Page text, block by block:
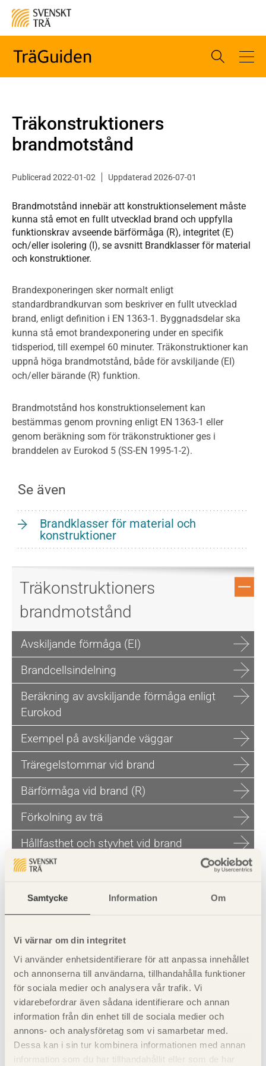
Samtycke Information Om
Vi värnar om din integritet
Vi använder enhetsidentifierare för att anpassa innehållet
och annonserna till användarna, tillhandahålla funktioner
för sociala medier och analysera vår trafik. Vi
vidarebefordrar även sådana identifierare och annan
information från din enhet till de sociala medier och
annons- och analysföretag som vi samarbetar med.
Dessa kan i sin tur kombinera informationen med annan
information som du har tillhandahållit eller som de har
Träkonstruktioners
brandmotstånd
Publicerad 2022-01-02 Uppdaterad 2026-07-01
Brandmotstånd innebär att konstruktionselement måste
kunna stå emot en fullt utvecklad brand och uppfylla
funktionskrav avseende bärförmåga (R), integritet (E)
och/eller isolering (I), se avsnitt Brandklasser för material
och konstruktioner.
Brandexponeringen sker normalt enligt
standardbrandkurvan som beskriver en fullt utvecklad
brand, enligt definition i EN 1363-1. Byggnadsdelar ska
kunna stå emot brandexponering under en specifik
tidsperiod, till exempel 60 minuter. Träkonstruktioner kan
uppnå höga brandmotstånd, både för avskiljande (EI)
och/eller bärande (R) funktion.
Brandmotstånd hos konstruktionselement kan
bestämmas genom provning enligt EN 1363-1 eller
genom beräkning som för träkonstruktioner ges i
branddelen av Eurokod 5 (SS-EN 1995-1-2).
Se även
Brandklasser för material och
konstruktioner
Träkonstruktioners
brandmotstånd
Avskiljande förmåga (EI)
Brandcellsindelning
Beräkning av avskiljande förmåga enligt
Eurokod
Exempel på avskiljande väggar
Träregelstommar vid brand
Bärförmåga vid brand (R)
Förkolning av trä
Hållfasthet och styvhet vid brand
Exempel på bärförmåga vid brand
Bjälklag med I-balkar
förmåga - K-klass
Visa sajtkarta